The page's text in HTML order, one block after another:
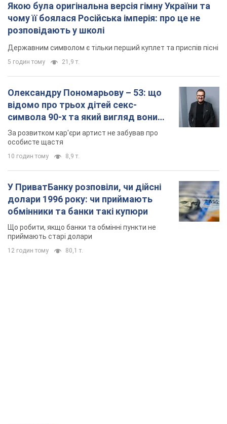
Якою була оригінальна версія гімну України та
чому її боялася Російська імперія: про це не
розповідають у школі
Державним символом є тільки перший куплет та приспів пісні
5 годин тому 21,9 т.
Олександру Пономарьову – 53: що
відомо про трьох дітей секс-
символа 90-х та який вигляд вони
мають
За розвитком кар'єри артист не забував про
особисте щастя
10 годин тому 8,9 т.
У ПриватБанку розповіли, чи дійсні
долари 1996 року: чи приймають
обмінники та банки такі купюри
Що робити, якщо банки та обмінні пункти не
приймають старі долари
12 годин тому 80,1 т.